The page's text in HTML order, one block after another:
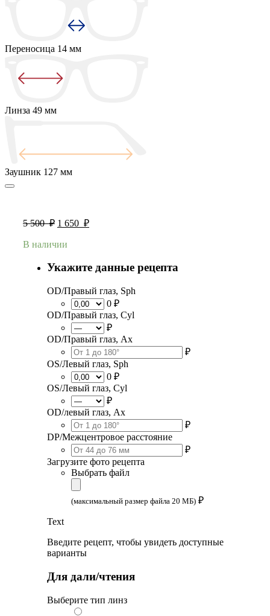
Переносица 14 мм
Линза 49 мм
Заушник 127 мм
5 500₽ 1 650 ₽
В наличии
Укажите данные рецепта
OD/Правый глаз, Sph
0 ₽
OD/Правый глаз, Cyl
₽
OD/Правый глаз, Ax
₽
OS/Левый глаз, Sph
0 ₽
OS/Левый глаз, Cyl
₽
OD/левый глаз, Ax
₽
DP/Межцентровое расстояние
₽
Загрузите фото рецепта
Выбрать файл
(максимальный размер файла 20 МБ) ₽
Text
Введите рецепт, чтобы увидеть доступные
варианты
Для дали/чтения
Выберите тип линз